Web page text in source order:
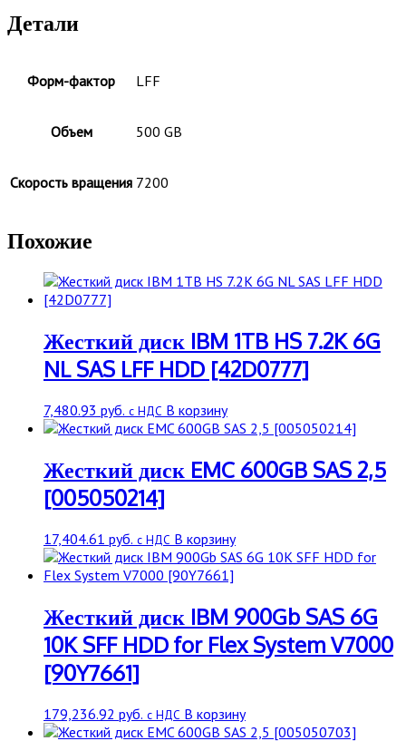
Детали
Форм-фактор LFF
Объем 500 GB
Скорость вращения 7200
Похожие
Жесткий диск IBM 1TB HS 7.2K 6G
NL SAS LFF HDD [42D0777]
7,480.93 руб. с НДС В корзину
Жесткий диск EMC 600GB SAS 2,5
[005050214]
17,404.61 руб. с НДС В корзину
Жесткий диск IBM 900Gb SAS 6G
10K SFF HDD for Flex System V7000
[90Y7661]
179,236.92 руб. с НДС В корзину